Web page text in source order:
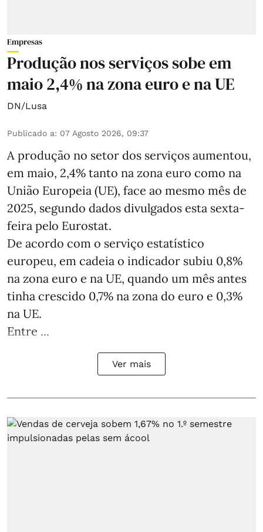
Empresas
Produção nos serviços sobe em
maio 2,4% na zona euro e na UE
DN/Lusa
Publicado a: 07 Agosto 2026, 09:37
A produção no setor dos serviços aumentou,
em maio, 2,4% tanto na zona euro como na
União Europeia (UE), face ao mesmo mês de
2025, segundo dados divulgados esta sexta-
feira pelo Eurostat.
De acordo com o serviço estatístico
europeu, em cadeia o indicador subiu 0,8%
na zona euro e na UE, quando um mês antes
tinha crescido 0,7% na zona do euro e 0,3%
na UE.
Entre ...
Ver mais